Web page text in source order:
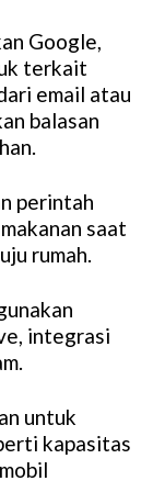
Google,
terkait
email atau
balasan
perintah
saat
rumah.
integrasi
untuk
kapasitas